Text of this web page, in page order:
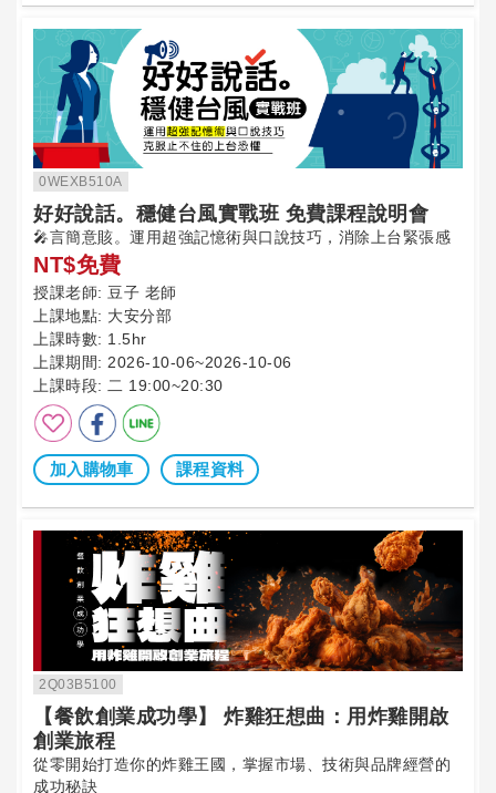
0WEXB510A
好好說話。穩健台風實戰班 免費課程說明會
🎤言簡意賅。運用超強記憶術與口說技巧，消除上台緊張感
NT$免費
授課老師: 豆子 老師
上課地點: 大安分部
上課時數: 1.5hr
上課期間: 2026-10-06~2026-10-06
上課時段: 二 19:00~20:30
加入購物車 課程資料
2Q03B5100
【餐飲創業成功學】 炸雞狂想曲：用炸雞開啟
創業旅程
從零開始打造你的炸雞王國，掌握市場、技術與品牌經營的
成功秘訣